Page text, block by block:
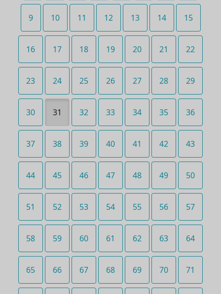
9 10 11 12 13 14 15
16 17 18 19 20 21 22
23 24 25 26 27 28 29
30 31 32 33 34 35 36
37 38 39 40 41 42 43
44 45 46 47 48 49 50
51 52 53 54 55 56 57
58 59 60 61 62 63 64
65 66 67 68 69 70 71